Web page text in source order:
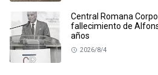
Central Romana
fallecimiento de
años
2026/8/4